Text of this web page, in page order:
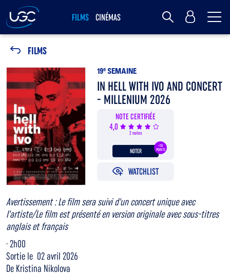
FILMS CINÉMAS MY UGC
FILMS
19e SEMAINE
IN HELL WITH IVO AND CONCERT
- MILLENIUM 2026
NOTE CERTIFIÉE
4,0
2 notes
+10
POINTS
NOTER
WATCHLIST
Avertissement : Le film sera suivi d'un concert unique avec
l'artiste/Le film est présenté en version originale avec sous-titres
anglais et français
· 2h00
Sortie le 02 avril 2026
De Kristina Nikolova